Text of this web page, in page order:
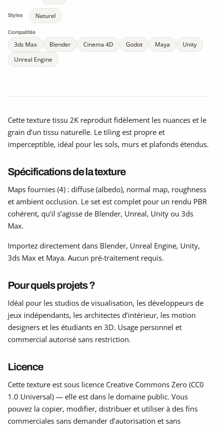
Styles Naturel
Compatible
3ds Max Blender Cinema 4D Godot Maya
Unity
Unreal Engine
Cette texture tissu 2K reproduit fidèlement les nuances et le
grain d’un tissu naturelle. Le tiling est propre et
imperceptible, idéal pour les sols, murs et plafonds étendus.
Spécifications de la texture
Maps fournies (4) : diffuse (albedo), normal map, roughness
et ambient occlusion. Le set est complet pour un rendu PBR
cohérent, qu’il s’agisse de Blender, Unreal, Unity ou 3ds
Max.
Importez directement dans Blender, Unreal Engine, Unity,
3ds Max et Maya. Aucun pré-traitement requis.
Pour quels projets ?
Idéal pour les studios de visualisation, les développeurs de
jeux indépendants, les architectes d’intérieur, les motion
designers et les étudiants en 3D. Usage personnel et
commercial autorisé sans restriction.
Licence
Cette texture est sous licence Creative Commons Zero (CC0
1.0 Universal) — elle est dans le domaine public. Vous
pouvez la copier, modifier, distribuer et utiliser à des fins
commerciales sans demander d’autorisation et sans